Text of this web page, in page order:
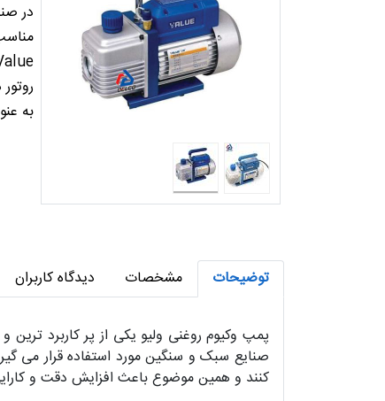
در
به
توضیحات مشخصات دیدگاه کاربران
پمپ وکیوم روغنی ولیو یکی از پر کاربرد
صنایع سبک و سنگین مورد استفاده قرار می‌
کنند و همین موضوع باعث افزایش دقت و